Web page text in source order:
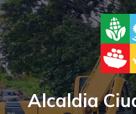
Alcaldia